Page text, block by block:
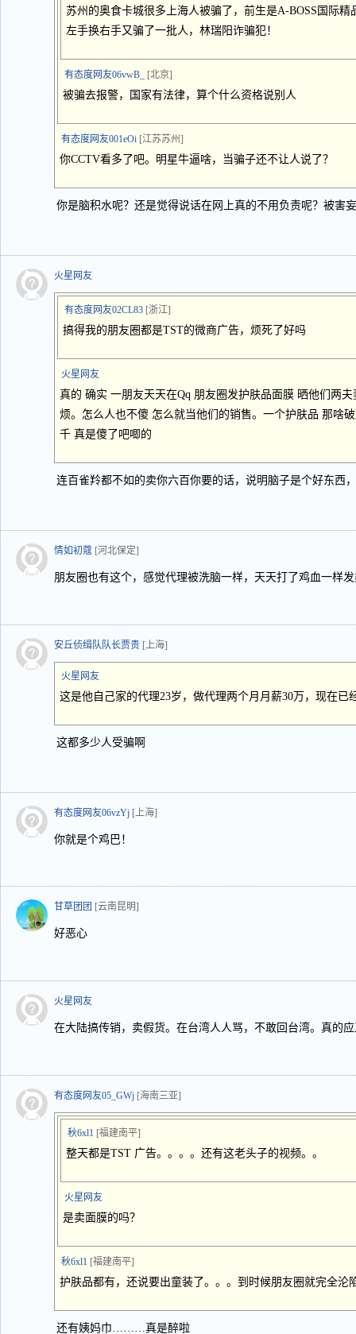
苏州的奥食卡城很多上海人被骗了，前生是A-BOSS国际
左手换右手又骗了一批人，林瑞阳诈骗犯！
有态度网友06vwB_ [北京]
被骗去报警，国家有法律，算个什么资格说别人
有态度网友001eOi [江苏苏州]
你CCTV看多了吧。明星牛逼啥，当骗子还不让人说了？
你是脑积水呢？还是觉得说话在网上真的不用负责呢？被害
火星网友
有态度网友02CL83 [浙江]
搞得我的朋友圈都是TST的微商广告，烦死了好吗
火星网友
真的 确实 一朋友天天在Qq 朋友圈发护肤品面膜 晒他们两
烦。怎么人也不傻 怎么就当他们的销售。一个护肤品 那啥
千 真是傻了吧唧的
连百雀羚都不如的卖你六百你要的话，说明脑子是个好东西
情如初蔻 [河北保定]
朋友圈也有这个，感觉代理被洗脑一样，天天打了鸡血一样
安丘侦缉队队长贾贵 [上海]
火星网友
这是他自己家的代理23岁，做代理两个月月薪30万，现在已
这都多少人受骗啊
有态度网友06vzYj [上海]
你就是个鸡巴！
甘草团团 [云南昆明]
好恶心
火星网友
在大陆搞传销，卖假货。在台湾人人骂，不敢回台湾。真的
有态度网友05_GWj [海南三亚]
秋6xl1 [福建南平]
整天都是TST 广告。。。。还有这老头子的视频。。
火星网友
是卖面膜的吗？
秋6xl1 [福建南平]
护肤品都有，还说要出童装了。。。到时候朋友圈就完全沦
还有姨妈巾………真是醉啦